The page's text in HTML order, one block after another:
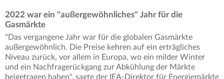
2022 war ein "außergewöhnliches" Jahr für die
Gasmärkte
"Das vergangene Jahr war für die globalen Gasmärkte
außergewöhnlich. Die Preise kehren auf ein erträgliches
Niveau zurück, vor allem in Europa, wo ein milder Winter
und ein Nachfragerückgang zur Abkühlung der Märkte
beigetragen haben", sagte der IEA-Direktor für Energiemärkte